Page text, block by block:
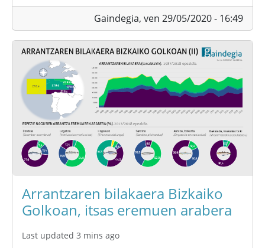
Gaindegia, ven 29/05/2020 - 16:49
Arrantzaren bilakaera Bizkaiko
Golkoan, itsas eremuen arabera
Last updated 3 mins ago